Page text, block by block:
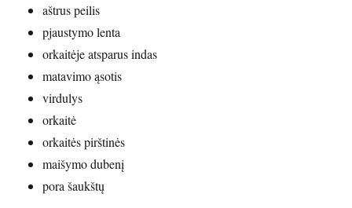
aštrus peilis
pjaustymo lenta
orkaitėje atsparus indas
matavimo ąsotis
virdulys
orkaitė
orkaitės pirštinės
maišymo dubenį
pora šaukštų